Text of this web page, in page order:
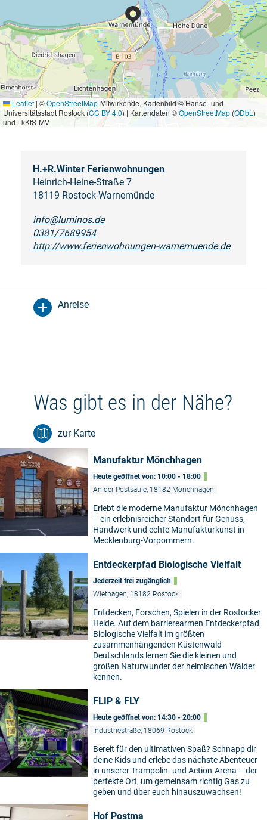
Leaflet | ©OpenStreetMap-Mitwirkende, Kartenbild © Hanse- und
Universitätsstadt Rostock (CC BY 4.0) | Kartendaten ©OpenStreetMap (ODbL )
und LkKfS-MV
H.+R.Winter Ferienwohnungen
Heinrich-Heine-Straße 7
18119 Rostock-Warnemünde
info@luminos.de
0381/7689954
http://www.ferienwohnungen-warnemuende.de
Anreise
Was gibt es in der Nähe?
zur Karte
Manufaktur Mönchhagen
Heute geöffnet von: 10:00 - 18:00
An der Postsäule, 18182 Mönchhagen
Erlebt die moderne Manufaktur Mönchhagen
– ein erlebnisreicher Standort für Genuss,
Handwerk und echte Manufakturkunst in
Mecklenburg-Vorpommern.
Entdeckerpfad Biologische Vielfalt
Jederzeit frei zugänglich
Wiethagen, 18182 Rostock
Entdecken, Forschen, Spielen in der Rostocker
Heide. Auf dem barrierearmen Entdeckerpfad
Biologische Vielfalt im größten
zusammenhängenden Küstenwald
Deutschlands lernen Sie die kleinen und
großen Naturwunder der heimischen Wälder
kennen.
FLIP & FLY
Heute geöffnet von: 14:30 - 20:00
Industriestraße, 18069 Rostock
Bereit für den ultimativen Spaß? Schnapp dir
deine Kids und erlebe das nächste Abenteuer
in unserer Trampolin- und Action-Arena – der
perfekte Ort, um gemeinsam richtig Gas zu
geben und über euch hinauszuwachsen!
Hof Postma